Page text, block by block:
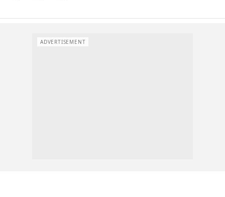
ADVERTISEMENT